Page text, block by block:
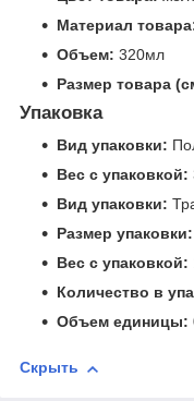
Материал
Объем: 320мл
Размер товара
Упаковка
Вид упаковки:
Вес с упаковкой:
Вид упаковки:
Размер упаковки:
Вес с упаковкой:
Количество в
Объем единицы:
Скрыть